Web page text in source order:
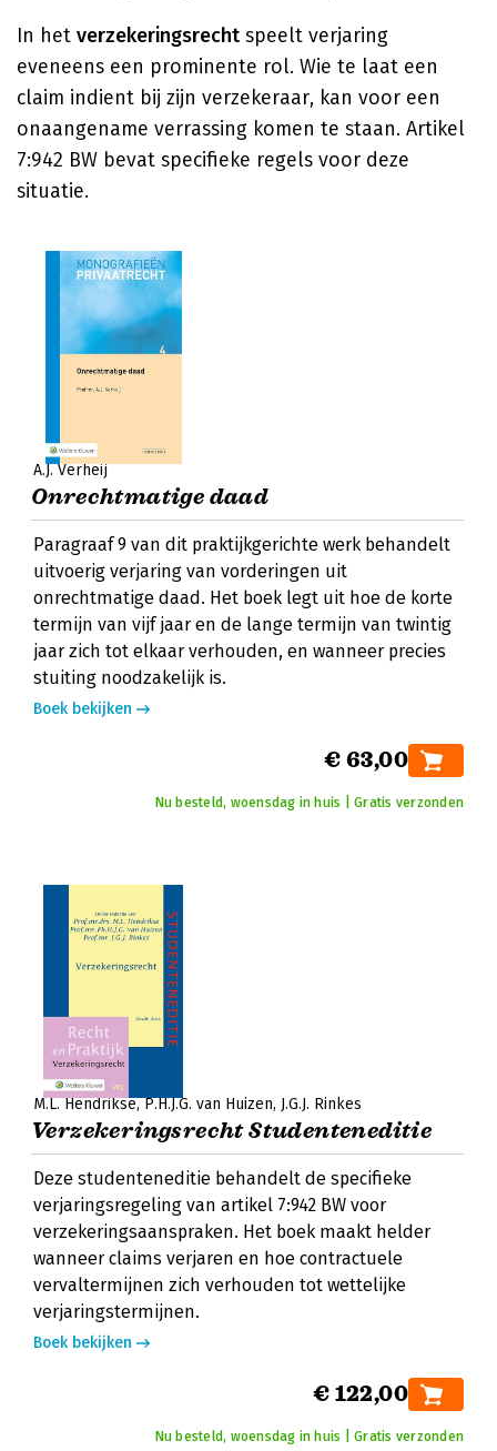
In het verzekeringsrecht speelt verjaring
eveneens een prominente rol. Wie te laat een
claim indient bij zijn verzekeraar, kan voor een
onaangename verrassing komen te staan. Artikel
7:942 BW bevat specifieke regels voor deze
situatie.
A.J. Verheij
Onrechtmatige daad
Paragraaf 9 van dit praktijkgerichte werk behandelt
uitvoerig verjaring van vorderingen uit
onrechtmatige daad. Het boek legt uit hoe de korte
termijn van vijf jaar en de lange termijn van twintig
jaar zich tot elkaar verhouden, en wanneer precies
stuiting noodzakelijk is.
Boek bekijken
€ 63,00
Nu besteld, woensdag in huis | Gratis verzonden
M.L. Hendrikse P.H.J.G. van Huizen J.G.J. Rinkes
Verzekeringsrecht Studenteneditie
Deze studenteneditie behandelt de specifieke
verjaringsregeling van artikel 7:942 BW voor
verzekeringsaanspraken. Het boek maakt helder
wanneer claims verjaren en hoe contractuele
vervaltermijnen zich verhouden tot wettelijke
verjaringstermijnen.
Boek bekijken
€ 122,00
Nu besteld, woensdag in huis | Gratis verzonden